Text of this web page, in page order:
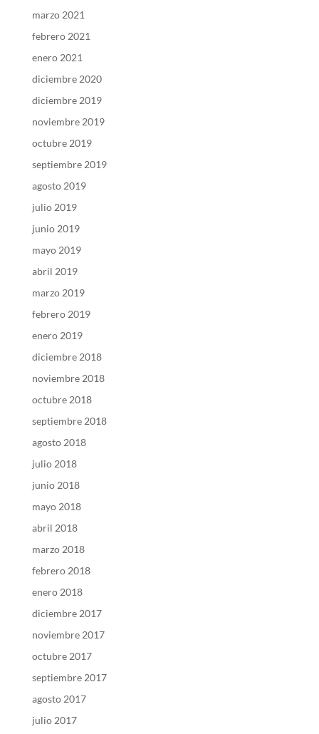
marzo 2021
febrero 2021
enero 2021
diciembre 2020
diciembre 2019
noviembre 2019
octubre 2019
septiembre 2019
agosto 2019
julio 2019
junio 2019
mayo 2019
abril 2019
marzo 2019
febrero 2019
enero 2019
diciembre 2018
noviembre 2018
octubre 2018
septiembre 2018
agosto 2018
julio 2018
junio 2018
mayo 2018
abril 2018
marzo 2018
febrero 2018
enero 2018
diciembre 2017
noviembre 2017
octubre 2017
septiembre 2017
agosto 2017
julio 2017